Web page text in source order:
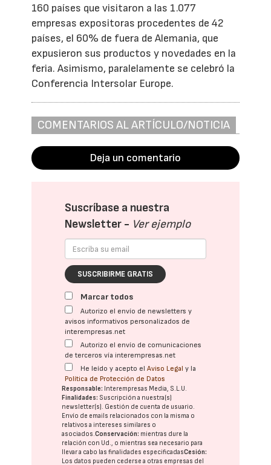
160 países que visitaron a las 1.077
empresas expositoras procedentes de 42
países, el 60% de fuera de Alemania, que
expusieron sus productos y novedades en la
feria. Asimismo, paralelamente se celebró la
Conferencia Intersolar Europe.
COMENTARIOS AL ARTÍCULO/NOTICIA
Deja un comentario
Suscríbase a nuestra
Newsletter - Ver ejemplo
SUSCRIBIRME GRATIS
Marcar todos
Autorizo el envío de newsletters y
avisos informativos personalizados de
interempresas.net
Autorizo el envío de comunicaciones
de terceros vía interempresas.net
He leído y acepto elAviso Legal y la
Política de Protección de Datos
Responsable: Interempresas Media, S.L.U.
Finalidades: Suscripción a nuestra(s)
newsletter(s). Gestión de cuenta de usuario.
Envío de emails relacionados con la misma o
relativos a intereses similares o
asociados.Conservación: mientras dure la
relación con Ud., o mientras sea necesario para
llevar a cabo las finalidades especificadasCesión:
Los datos pueden cederse a otras empresas del